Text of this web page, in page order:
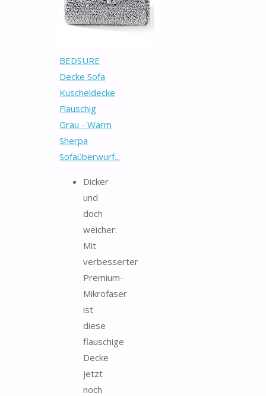
BEDSURE
Decke Sofa
Kuscheldecke
Flauschig
Grau - Warm
Sherpa
Sofaüberwurf...
Dicker
und
doch
weicher:
Mit
verbesserter
Premium-
Mikrofaser
ist
diese
flauschige
Decke
jetzt
noch